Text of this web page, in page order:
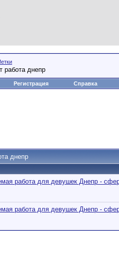
работа днепр
Регистрация Справка
днепр
работа для девушек Днепр -
работа для девушек Днепр -